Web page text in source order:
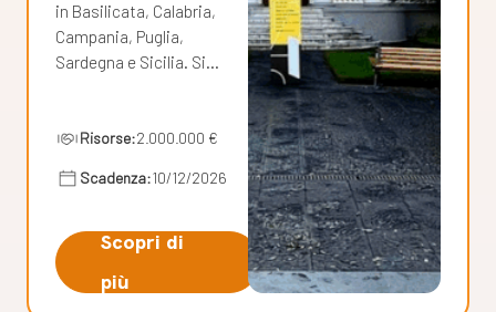
in Basilicata, Calabria,
Campania, Puglia,
Sardegna e Sicilia. Si…
Risorse:2.000.000 €
Scadenza:10/12/2026
Scopri di
più